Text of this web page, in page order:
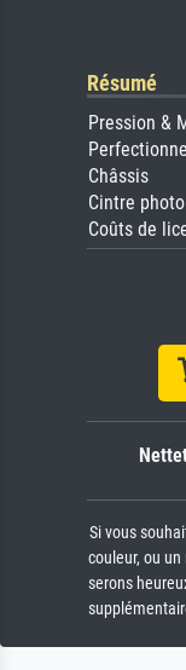
Résumé
Pression &
Châssis
Cintre photo
Coûts de
Si vous
couleur, ou
serons